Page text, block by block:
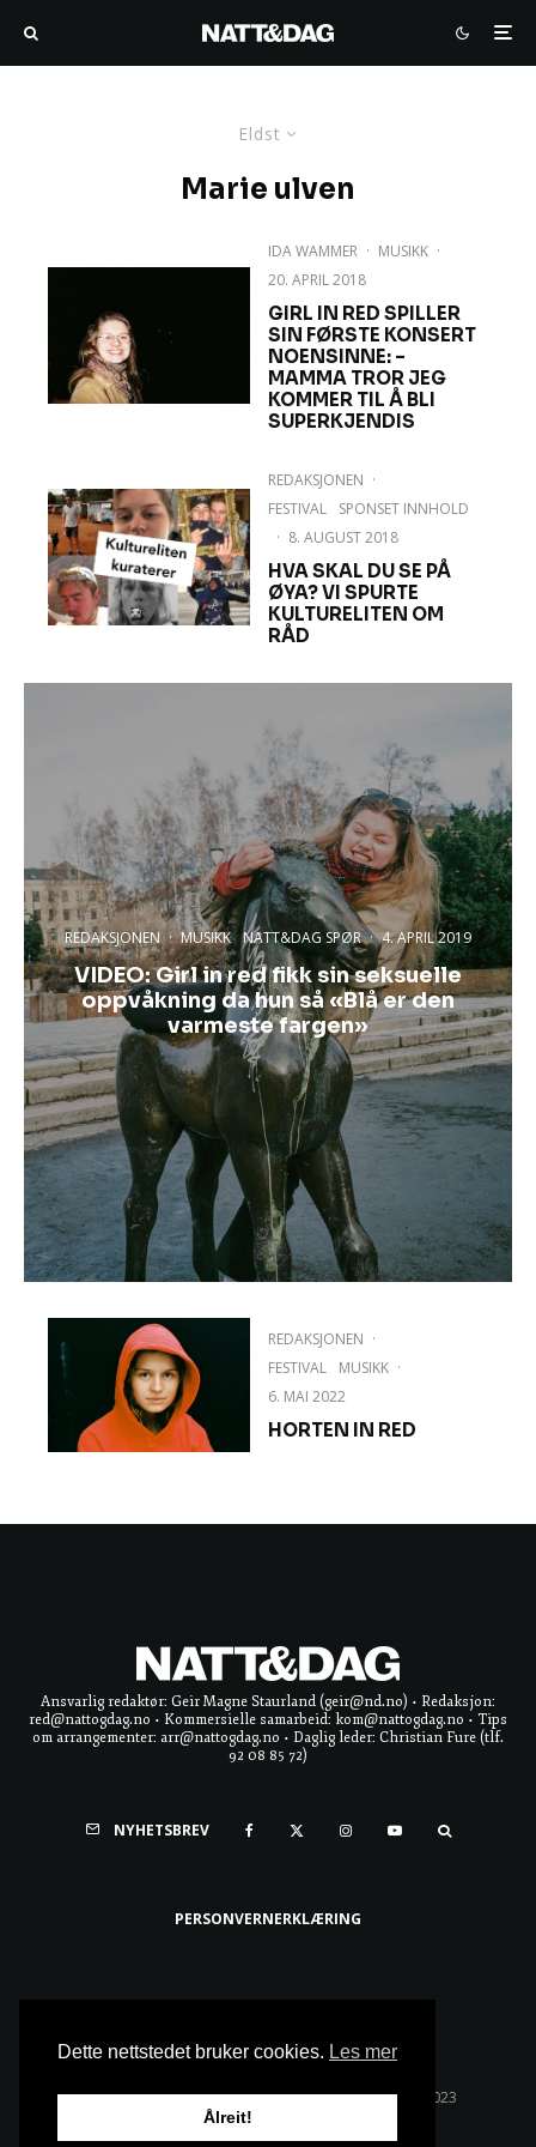
Eldst
Marie ulven
IDA WAMMER · MUSIKK ·
20. APRIL 2018
GIRL IN RED SPILLER
SIN FØRSTE KONSERT
NOENSINNE: –
MAMMA TROR JEG
KOMMER TIL Å BLI
SUPERKJENDIS
REDAKSJONEN ·
FESTIVAL
SPONSET INNHOLD
· 8. AUGUST 2018
HVA SKAL DU SE PÅ
ØYA? VI SPURTE
KULTURELITEN OM
RÅD
REDAKSJONEN · MUSIKK NATT&DAG SPØR · 4. APRIL 2019
VIDEO: Girl in red fikk sin seksuelle
oppvåkning da hun så «Blå er den
varmeste fargen»
REDAKSJONEN ·
FESTIVAL
MUSIKK ·
6. MAI 2022
HORTEN IN RED
Ansvarlig redaktør: Geir Magne Staurland (geir@nd.no) • Redaksjon:
red@nattogdag.no • Kommersielle samarbeid: kom@nattogdag.no • Tips
om arrangementer: arr@nattogdag.no • Daglig leder: Christian Fure (tlf.
92 08 85 72)
NYHETSBREV
PERSONVERNERKLÆRING
Alle rettigheter reservert • Copyright © Natt & Dag 2023
Dette nettstedet bruker cookies. Les mer
Ålreit!